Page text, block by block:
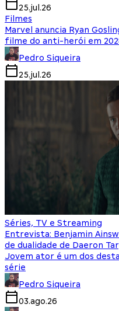
25.jul.26
Filmes
Marvel anuncia Ryan
filme do anti-herói em
Pedro Siqueira
25.jul.26
Séries, TV e Streaming
Entrevista: Benjamin
de dualidade de Daeron
Jovem ator é um dos
série
Pedro Siqueira
03.ago.26